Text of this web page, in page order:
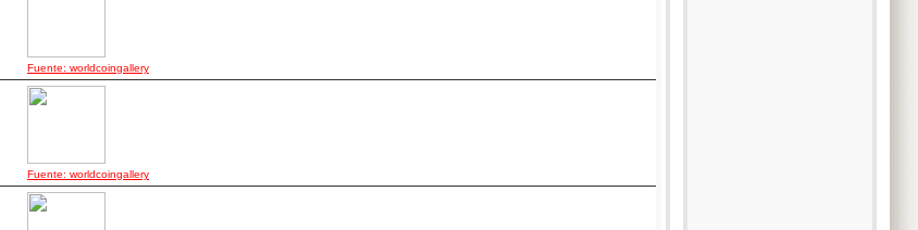
Fuente: worldcoingallery
Fuente: worldcoingallery